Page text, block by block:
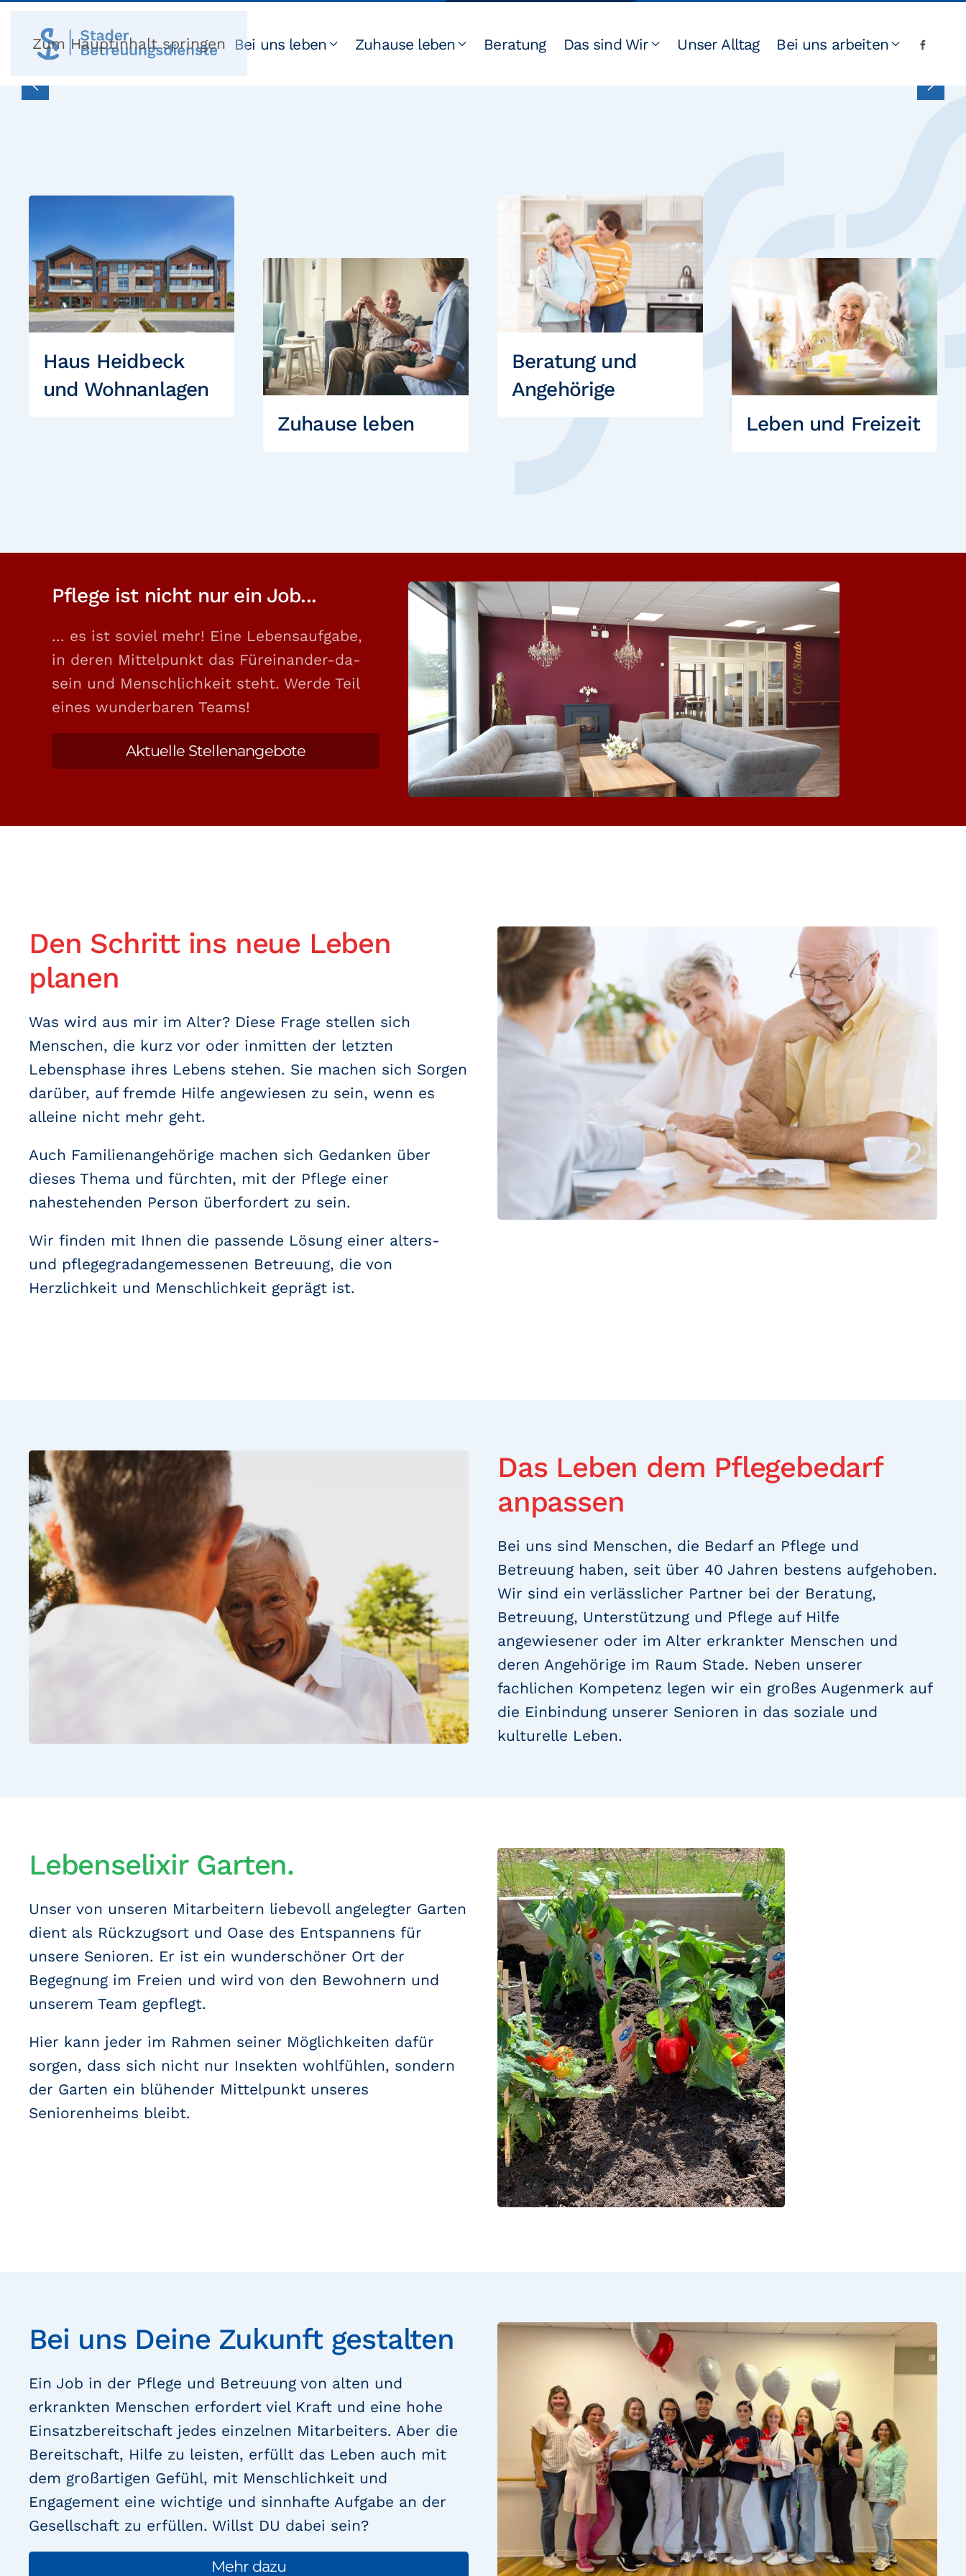
Zum Hauptinhalt springen Bei uns leben Zuhause leben Beratung Das sind Wir Unser Alltag
Bei uns arbeiten
Haus Heidbeck
und Wohnanlagen
Zuhause leben
Beratung und
Angehörige
Leben und Freizeit
Pflege ist nicht nur ein Job...
... es ist soviel mehr! Eine Lebensaufgabe,
in deren Mittelpunkt das Füreinander-da-
sein und Menschlichkeit steht. Werde Teil
eines wunderbaren Teams!
Aktuelle Stellenangebote
Den Schritt ins neue Leben
planen
Was wird aus mir im Alter? Diese Frage stellen sich
Menschen, die kurz vor oder inmitten der letzten
Lebensphase ihres Lebens stehen. Sie machen sich Sorgen
darüber, auf fremde Hilfe angewiesen zu sein, wenn es
alleine nicht mehr geht.
Auch Familienangehörige machen sich Gedanken über
dieses Thema und fürchten, mit der Pflege einer
nahestehenden Person überfordert zu sein.
Wir finden mit Ihnen die passende Lösung einer alters-
und pflegegradangemessenen Betreuung, die von
Herzlichkeit und Menschlichkeit geprägt ist.
Das Leben dem Pflegebedarf
anpassen
Bei uns sind Menschen, die Bedarf an Pflege und
Betreuung haben, seit über 40 Jahren bestens aufgehoben.
Wir sind ein verlässlicher Partner bei der Beratung,
Betreuung, Unterstützung und Pflege auf Hilfe
angewiesener oder im Alter erkrankter Menschen und
deren Angehörige im Raum Stade. Neben unserer
fachlichen Kompetenz legen wir ein großes Augenmerk auf
die Einbindung unserer Senioren in das soziale und
kulturelle Leben.
Lebenselixir Garten.
Unser von unseren Mitarbeitern liebevoll angelegter Garten
dient als Rückzugsort und Oase des Entspannens für
unsere Senioren. Er ist ein wunderschöner Ort der
Begegnung im Freien und wird von den Bewohnern und
unserem Team gepflegt.
Hier kann jeder im Rahmen seiner Möglichkeiten dafür
sorgen, dass sich nicht nur Insekten wohlfühlen, sondern
der Garten ein blühender Mittelpunkt unseres
Seniorenheims bleibt.
Bei uns Deine Zukunft gestalten
Ein Job in der Pflege und Betreuung von alten und
erkrankten Menschen erfordert viel Kraft und eine hohe
Einsatzbereitschaft jedes einzelnen Mitarbeiters. Aber die
Bereitschaft, Hilfe zu leisten, erfüllt das Leben auch mit
dem großartigen Gefühl, mit Menschlichkeit und
Engagement eine wichtige und sinnhafte Aufgabe an der
Gesellschaft zu erfüllen. Willst DU dabei sein?
Mehr dazu